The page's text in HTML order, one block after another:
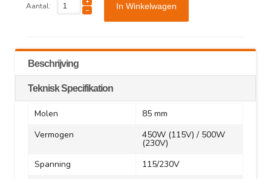
Aantal: In Winkelwagen
Beschrijving
Teknisk Specifikation
Molen
85 mm
Vermogen
450W (115V) / 500W
(230V)
Spanning
115/230V